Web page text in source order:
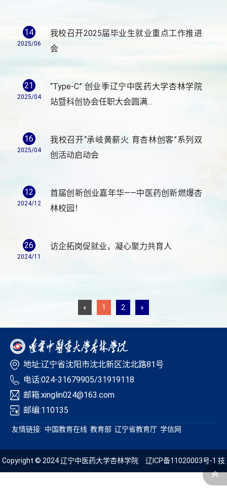
14
2025/06
我校召开2025届毕业生就业重点工作推进
会
21
2025/04
“Type-C” 创业季辽宁中医药大学杏林学院
站暨科创协会任职大会圆满...
16
2025/04
我校召开“承岐黄薪火 育杏林创客”系列双
创活动启动会
12
2024/12
首届创新创业嘉年华——中医药创新燃爆杏
林校园！
26
2024/11
访企拓岗促就业，凝心聚力共育人
« 1 2 »
地址:辽宁省沈阳市沈北新区沈北路81号
电话:024-31679905/31919118
邮箱:xinglin024@163.com
邮编:110135
友情链接: 中国教育在线 教育部 辽宁省教育厅 学信网
Copyright © 2024 辽宁中医药大学杏林学院 辽ICP备11020003号-1 技